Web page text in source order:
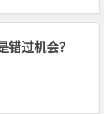
错过机会？